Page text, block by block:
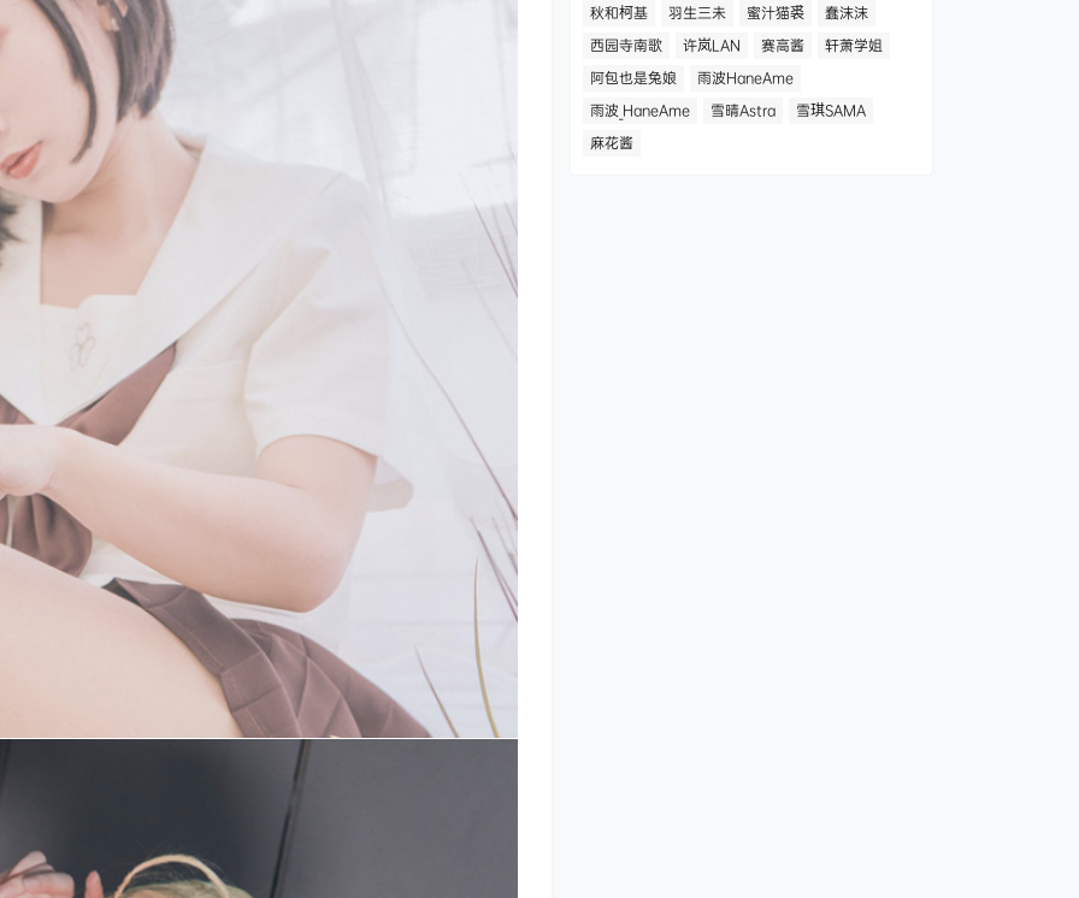
秋和柯基
羽生三未 蜜汁猫裘
蠢沫沫
西园寺南歌
许岚LAN 赛高酱
轩萧学姐
阿包也是兔娘
雨波HaneAme
雨波_HaneAme
雪晴Astra
雪琪SAMA
麻花酱